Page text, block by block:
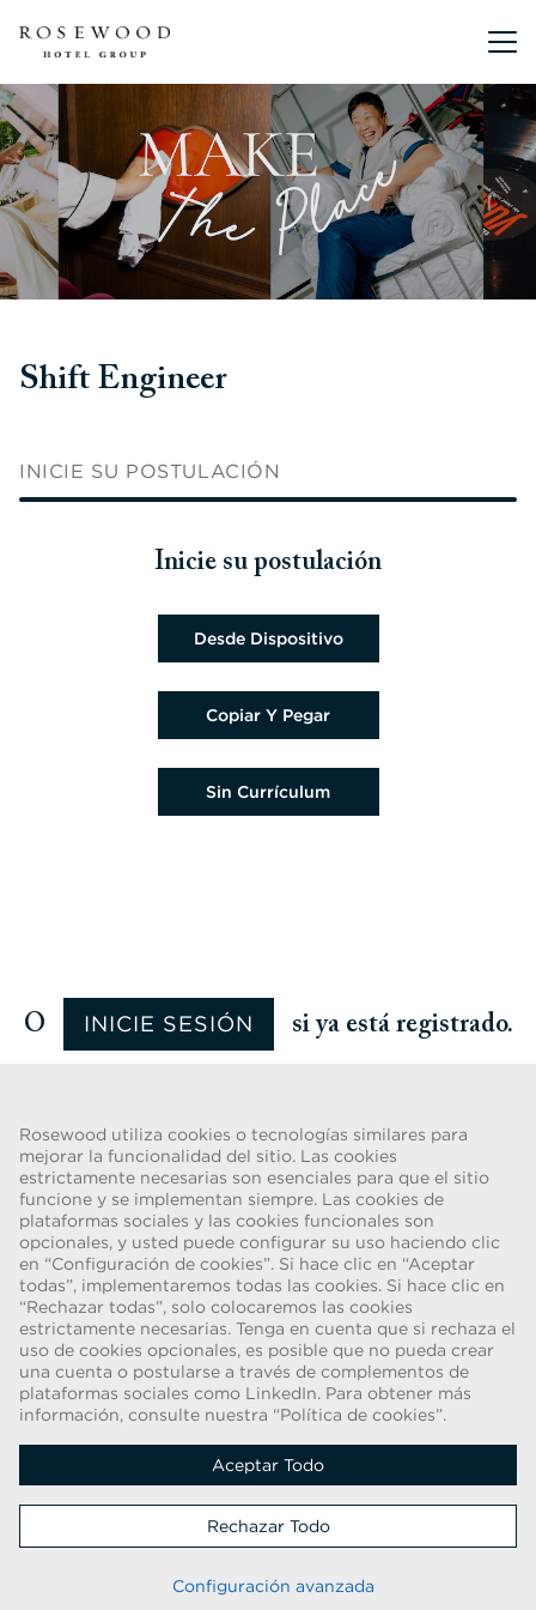
Rosewood utiliza cookies o tecnologías similares para
mejorar la funcionalidad del sitio. Las cookies
estrictamente necesarias son esenciales para que el sitio
funcione y se implementan siempre. Las cookies de
plataformas sociales y las cookies funcionales son
opcionales, y usted puede configurar su uso haciendo clic
en “Configuración de cookies”. Si hace clic en “Aceptar
todas”, implementaremos todas las cookies. Si hace clic en
“Rechazar todas”, solo colocaremos las cookies
estrictamente necesarias. Tenga en cuenta que si rechaza el
uso de cookies opcionales, es posible que no pueda crear
una cuenta o postularse a través de complementos de
plataformas sociales como LinkedIn. Para obtener más
información, consulte nuestra “Política de cookies”.
Aceptar Todo
Rechazar Todo
Configuración avanzada
Menú
Shift Engineer
INICIE SU POSTULACIÓN
Inicie su postulación
Desde Dispositivo
Copiar Y Pegar
Sin Currículum
O INICIE SESIÓN si ya está registrado.
ADVERTENCIA DE FRAUDE
Hemos tenido conocimiento de una estafa reciente, en la que
individuos que se hacen pasar por reclutadores ofrecen contratos de
trabajo para Rosewood Hotel Group. Estas solicitudes las realizan
personas que utilizan cuentas de correo electrónico basadas en la
Web que contienen el nombre Rosewood. Se pide a las personas que
faciliten copias de su identificación personal y que envíen dinero para
completar el proceso de contratación. Estas ofertas son
fraudulentas. Rosewood Hotel Group no pide a los postulantes a
trabajo ninguna forma de pago.
Derechos de autor © 2026
Aviso De Privacidad Del Postulante